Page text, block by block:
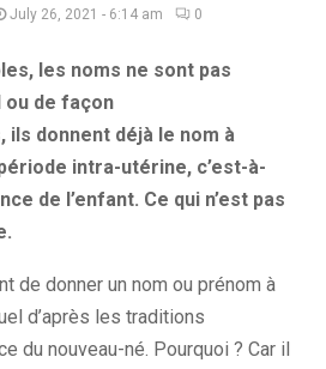
July 26, 2021 - 6:14 am 0
les noms ne sont pas
ou de façon
ils donnent déjà le nom à
intra-utérine, c’est-à-
de l’enfant. Ce qui n’est pas
de donner un nom ou prénom à
d’après les traditions
du nouveau-né. Pourquoi ? Car il